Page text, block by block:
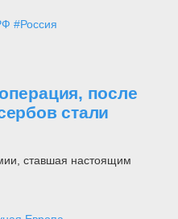
#Россия
после
стали
ставшая настоящим